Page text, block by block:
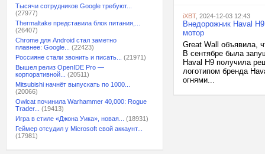
Тысячи сотрудников Google требуют...
(27977)
Thermaltake представила блок питания,...
(26407)
Chrome для Android стал заметно
плавнее: Google...
(22423)
Россияне стали звонить и писать...
(21971)
Вышел релиз OpenIDE Pro —
корпоративной...
(20511)
Mitsubishi начнёт выпускать по 1000...
(20066)
Owlcat починила Warhammer 40,000: Rogue
Trader...
(19413)
Игра в стиле «Джона Уика», новая...
(18931)
Геймер отсудил у Microsoft свой аккаунт...
(17981)
iXBT, 2024-12-03 12:43
Внедорожник Haval
мотор
Great Wall объявила,
В сентябре была
Haval H9 получила
логотипом бренда
огнями...